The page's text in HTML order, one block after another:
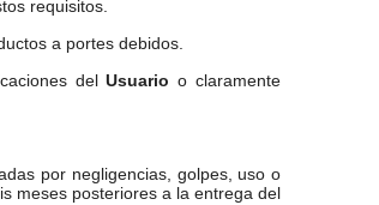
requisitos.
a portes debidos.
delUsuario o claramente
por negligencias, golpes, uso o
meses posteriores a la entrega del